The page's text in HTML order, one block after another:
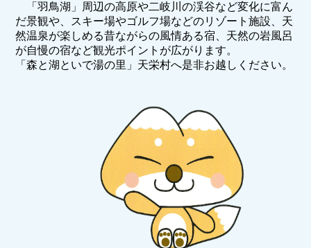
「羽鳥湖」周辺の高原や二岐川の渓谷など変化に富ん
だ景観や、スキー場やゴルフ場などのリゾート施設、天
然温泉が楽しめる昔ながらの風情ある宿、天然の岩風呂
が自慢の宿など観光ポイントが広がります。
「森と湖といで湯の里」天栄村へ是非お越しください。